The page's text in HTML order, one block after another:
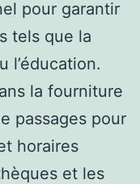
pour garantir
tels que la
l’éducation.
la fourniture
passages pour
horaires
et les